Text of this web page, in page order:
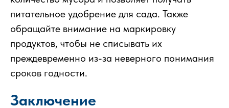
питательное удобрение для сада. Также
обращайте внимание на маркировку
продуктов, чтобы не списывать их
преждевременно из-за неверного понимания
сроков годности.
Заключение